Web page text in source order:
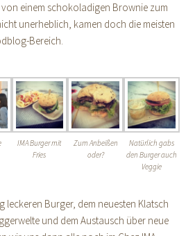
einem schokoladigen Brownie zum
unerheblich, kamen doch die meisten
Bereich.
IMA Burger mit
Fries
Zum Anbeißen
oder?
Natürlich gabs
den Burger auch
Veggie
leckeren Burger, dem neuesten Klatsch
und dem Austausch über neue